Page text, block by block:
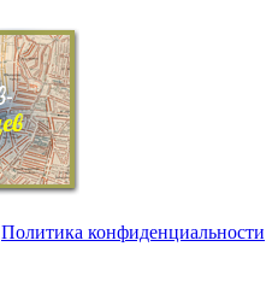
Политика конфиденциальности